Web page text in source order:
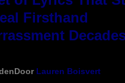
Firsthand
Door Lauren Boisvert